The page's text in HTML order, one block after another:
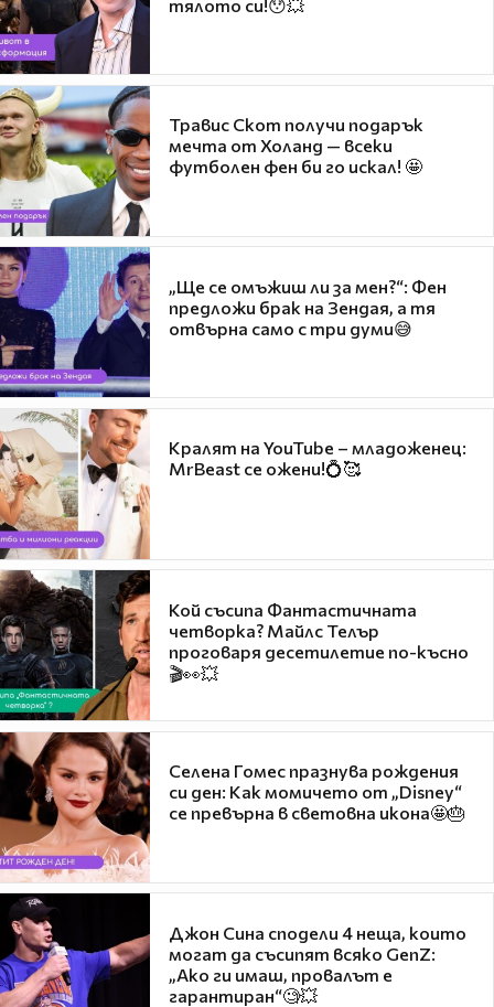
тялото си!😯💥
Травис Скот получи подарък
мечта от Холанд — всеки
футболен фен би го искал! 🤩
„Ще се омъжиш ли за мен?“: Фен
предложи брак на Зендая, а тя
отвърна само с три думи😅
Кралят на YouTube – младоженец:
MrBeast се ожени!💍🥰
Кой съсипа Фантастичната
четворка? Майлс Телър
проговаря десетилетие по-късно
🎬👀💥
Селена Гомес празнува рождения
си ден: Как момичето от „Disney“
се превърна в световна икона🤩🎂
Джон Сина сподели 4 неща, които
могат да съсипят всяко GenZ:
„Ако ги имаш, провалът е
гарантиран“🧐💥